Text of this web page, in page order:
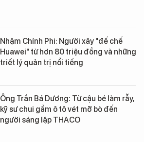
Nhậm Chính Phi: Người xây "đế chế
Huawei" từ hơn 80 triệu đồng và những
triết lý quản trị nổi tiếng
Ông Trần Bá Dương: Từ cậu bé làm rẫy,
kỹ sư chui gầm ô tô vét mỡ bò đến
người sáng lập THACO